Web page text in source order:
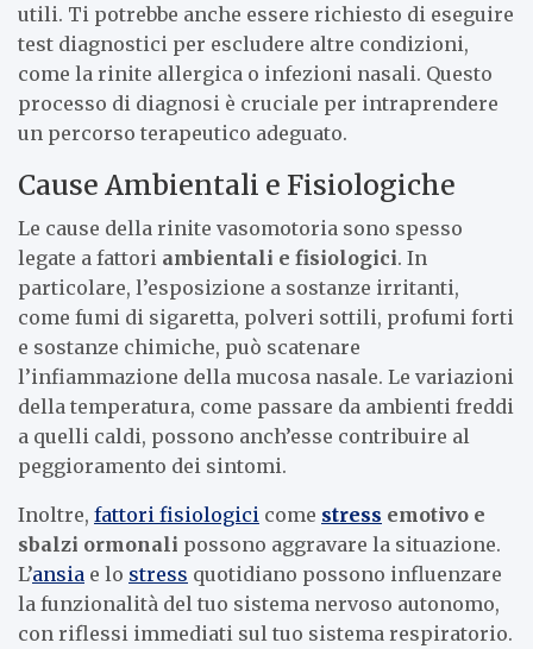
utili. Ti potrebbe anche essere richiesto di eseguire
test diagnostici per escludere altre condizioni,
come la rinite allergica o infezioni nasali. Questo
processo di diagnosi è cruciale per intraprendere
un percorso terapeutico adeguato.
Cause Ambientali e Fisiologiche
Le cause della rinite vasomotoria sono spesso
legate a fattori ambientali e fisiologici. In
particolare, l’esposizione a sostanze irritanti,
come fumi di sigaretta, polveri sottili, profumi forti
e sostanze chimiche, può scatenare
l’infiammazione della mucosa nasale. Le variazioni
della temperatura, come passare da ambienti freddi
a quelli caldi, possono anch’esse contribuire al
peggioramento dei sintomi.
Inoltre, fattori fisiologici come stress emotivo e
sbalzi ormonali possono aggravare la situazione.
L’ansia e lo stress quotidiano possono influenzare
la funzionalità del tuo sistema nervoso autonomo,
con riflessi immediati sul tuo sistema respiratorio.